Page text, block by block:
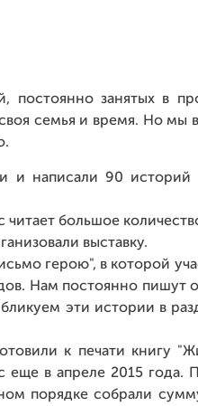
занятых в
семья и время. Но мы
и написали 90 историй
читает большое
выставку.
герою", в которой
Нам постоянно пишут
эти истории в
к печати книгу
еще в апреле 2015 года.
порядке собрали